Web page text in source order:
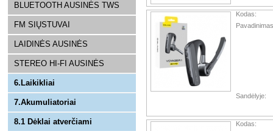
BLUETOOTH AUSINĖS TWS
FM SIŲSTUVAI
LAIDINĖS AUSINĖS
STEREO HI-FI AUSINĖS
6.Laikikliai
7.Akumuliatoriai
8.1 Dėklai atverčiami
Kodas:
Sandėlyje:
Kodas: